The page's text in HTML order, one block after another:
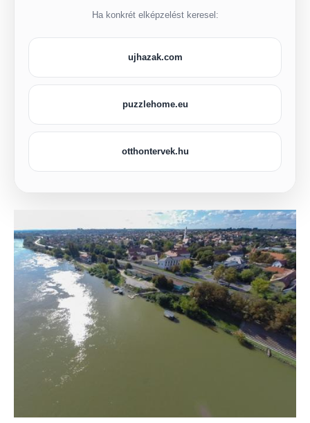
Ha konkrét elképzelést keresel:
ujhazak.com
puzzlehome.eu
otthontervek.hu